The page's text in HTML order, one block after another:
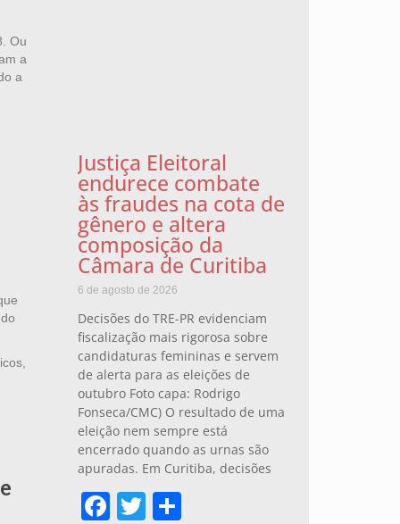
Ou
a
a
Justiça Eleitoral
endurece combate
às fraudes na cota de
gênero e altera
composição da
Câmara de Curitiba
6 de agosto de 2026
Decisões do TRE-PR evidenciam
fiscalização mais rigorosa sobre
candidaturas femininas e servem
de alerta para as eleições de
outubro Foto capa: Rodrigo
Fonseca/CMC) O resultado de uma
eleição nem sempre está
encerrado quando as urnas são
apuradas. Em Curitiba, decisões
Facebook
Twitter